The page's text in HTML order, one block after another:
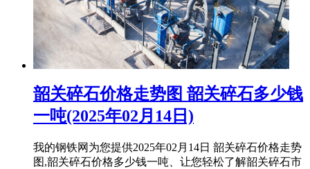
韶关碎石价格走势图 韶关碎石多少钱
一吨(2025年02月14日)
我的钢铁网为您提供2025年02月14日 韶关碎石价格走势
图,韶关碎石价格多少钱一吨、让您轻松了解韶关碎石市